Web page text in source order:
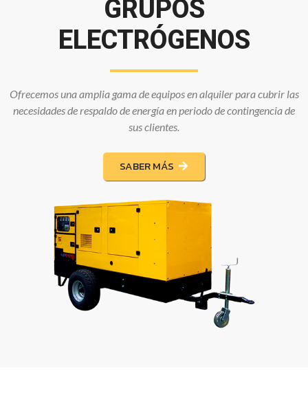
GRUPOS
ELECTRÓGENOS
Ofrecemos una amplia gama de equipos en alquiler para cubrir las
necesidades de respaldo de energía en periodo de contingencia de
sus clientes.
SABER MÁS